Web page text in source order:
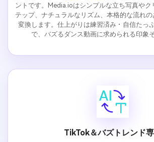
ントです。Media.ioはシンプルな立ち写真やク
テップ、ナチュラルなリズム、本格的な流れ
変換します。仕上がりは練習済み・自信たっ
で、バズるダンス動画に求められる印象
TikTok＆バズトレンド